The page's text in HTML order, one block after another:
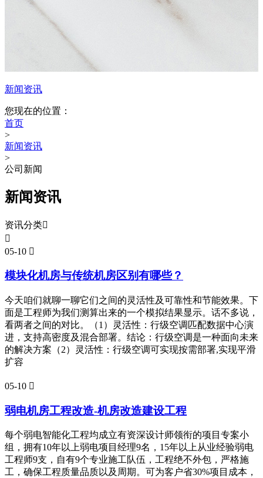
新闻资讯
您现在的位置：
首页
>
新闻资讯
>
公司新闻
新闻资讯
资讯分类

05-10 
模块化机房与传统机房区别有哪些？
今天咱们就聊一聊它们之间的灵活性及可靠性和节能效果。下
面是工程师为我们测算出来的一个模拟结果显示。话不多说，
看两者之间的对比。（1）灵活性：行级空调匹配数据中心演
进，支持高密度及混合部署。结论：行级空调是一种面向未来
的解决方案（2）灵活性：行级空调可实现按需部署,实现平滑
扩容
05-10 
弱电机房工程改造-机房改造建设工程
每个弱电智能化工程均成立有资深设计师领衔的项目专案小
组，拥有10年以上弱电项目经理9名，15年以上从业经验弱电
工程师9支，自有9个专业施工队伍，工程绝不外包，严格施
工，确保工程质量品质以及周期。可为客户省30%项目成本，